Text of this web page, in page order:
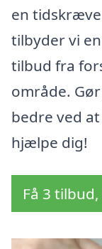
en
tilbyder vi
tilbud fra
område.
bedre ved
hjælpe dig!
Få 3